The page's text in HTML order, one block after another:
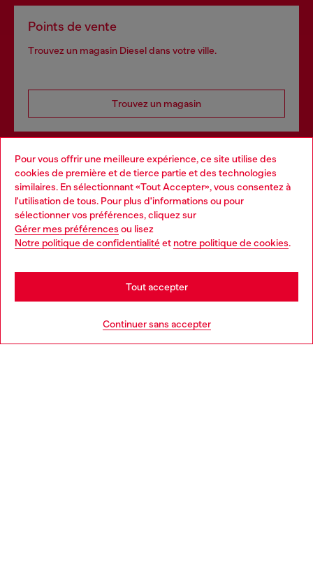
Pour vous offrir une meilleure expérience, ce site utilise des
cookies de première et de tierce partie et des technologies
similaires. En sélectionnant «Tout Accepter», vous consentez à
l'utilisation de tous. Pour plus d'informations ou pour
sélectionner vos préférences, cliquez sur
Gérer mes préférences ou lisez
Notre politique de confidentialitéet notre politique de cookies.
Continuer sans accepter
Tout accepter
Points de vente
Trouvez un magasin Diesel dans votre ville.
Trouvez un magasin
Services omnicanaux
Découvrez tous nos services, en ligne et en magasin.
En savoir plus
Choose your location
You are currently browsing France website, but it seems you
may be based in United States